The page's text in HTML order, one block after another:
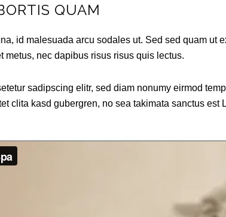
QUAM
id malesuada arcu sodales ut. Sed sed quam
metus, nec dapibus risus risus quis lectus.
sadipscing elitr, sed diam nonumy eirmod
clita kasd gubergren, no sea takimata sanctus est